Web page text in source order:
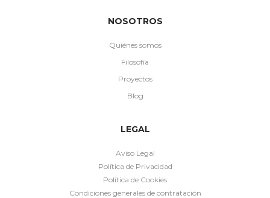
NOSOTROS
Quiénes somos
Filosofía
Proyectos
Blog
LEGAL
Aviso Legal
Política de Privacidad
Política de Cookies
Condiciones generales de contratación